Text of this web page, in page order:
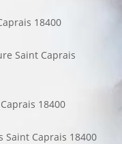
18400
Saint Caprais
18400
Saint Caprais 18400